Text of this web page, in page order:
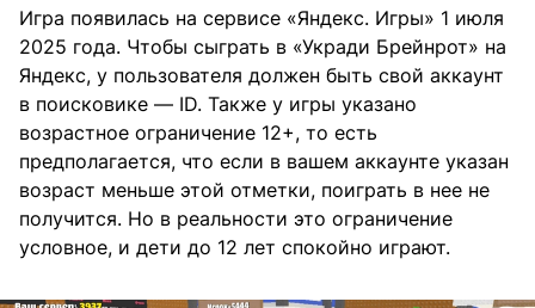
Игра появилась на сервисе «Яндекс. Игры» 1 июля
2025 года. Чтобы сыграть в «Укради Брейнрот» на
Яндекс, у пользователя должен быть свой аккаунт
в поисковике — ID. Также у игры указано
возрастное ограничение 12+, то есть
предполагается, что если в вашем аккаунте указан
возраст меньше этой отметки, поиграть в нее не
получится. Но в реальности это ограничение
условное, и дети до 12 лет спокойно играют.